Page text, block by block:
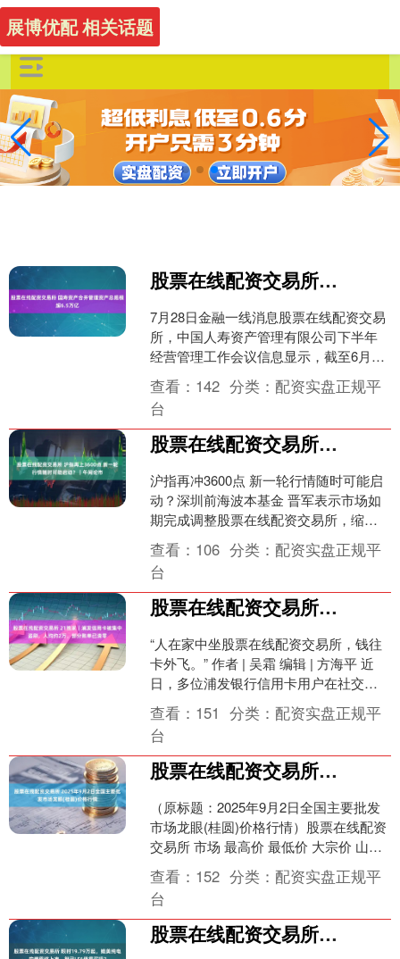
展博优配 相关话题
股票在线配资交易所 国寿资产合并管理资产总规模超6.5万亿
7月28日金融一线消息股票在线配资交易
所，中国人寿资产管理有限公司下半年
经营管理工作会议信息显示，截至6月
底，公司合并管理资产总规模超6.5万亿
元，较年初增长6....
查看： 142 分类：配资实盘正规平
台
股票在线配资交易所 沪指再上3600点 新一轮行情随时可能启动？｜午间论市
沪指再冲3600点 新一轮行情随时可能启
动？深圳前海波本基金 晋军表示市场如
期完成调整股票在线配资交易所，缩量
止跌维持箱体震荡。财通证券吴胤超表
示市场具备继续上....
查看： 106 分类：配资实盘正规平
台
股票在线配资交易所 21独家｜浦发信用卡被集中盗刷，人均约2万，部分账单已清零
“人在家中坐股票在线配资交易所，钱往
卡外飞。” 作者 | 吴霜 编辑 | 方海平 近
日，多位浦发银行信用卡用户在社交媒
体上发文，吐槽其信用卡被盗刷。 （被
盗刷者....
查看： 151 分类：配资实盘正规平
台
股票在线配资交易所 2025年9月2日全国主要批发市场龙眼(桂圆)价格行情
（原标题：2025年9月2日全国主要批发
市场龙眼(桂圆)价格行情）股票在线配资
交易所 市场 最高价 最低价 大宗价 山西
省太原市河西农产品有限公司 14.00 ....
查看： 152 分类：配资实盘正规平
台
股票在线配资交易所 限时19.79万起，媲美纯电的增程终上市，智己LS6值得买吗？